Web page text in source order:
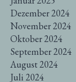
Dezember 2024
November 2024
Oktober 2024
September 2024
August 2024
Juli 2024